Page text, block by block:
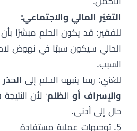
التغيّر المالي والاجتماعي:
للفقير: قد يكون الحلم مبشرًا
الحالي سيكون سببًا في نهوض
السبب.
للغني: ربما ينبهه الحلم إلى
والإسراف أو الظلم؛ لأن
حال إلى أدنى.
5. توجيهات عملية مستفادة